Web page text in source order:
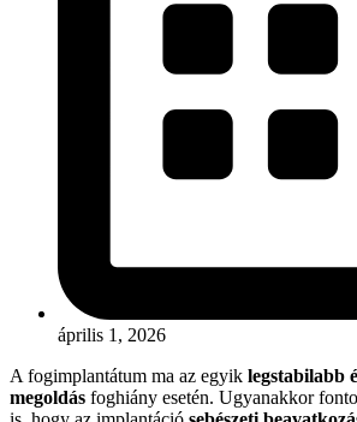
április 1, 2026
A fogimplantátum ma az egyik legstabilabb
megoldás foghiány esetén. Ugyanakkor